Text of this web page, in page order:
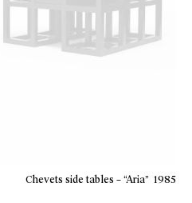
Chevets side tables – “Aria” 1985